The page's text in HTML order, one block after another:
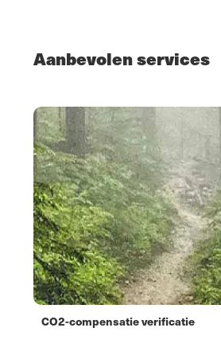
Aanbevolen services
CO2-compensatie verificatie